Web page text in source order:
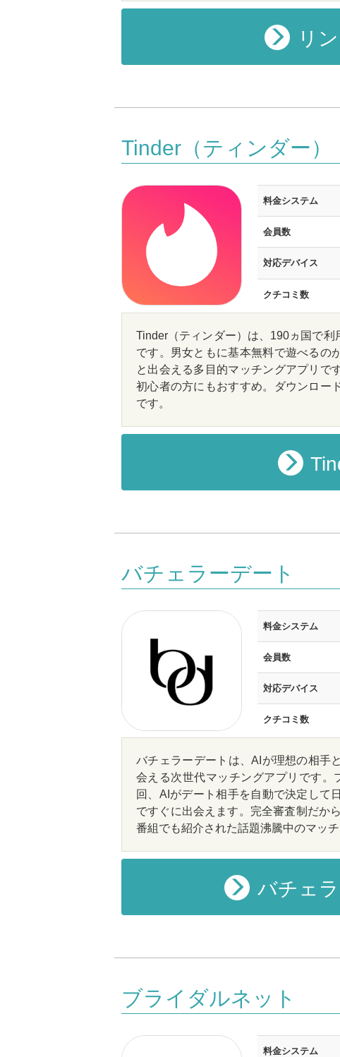
リ
Tinder（ティンダー）
料金システム
会員数
対応デバイス
クチコミ数
Tinder（ティンダー）は、190ヵ国で
です。男女ともに基本無料で遊べるの
と出会える多目的マッチングアプリで
初心者の方にもおすすめ。ダウンロー
です。
バチェラーデート
料金システム
会員数
対応デバイス
クチコミ数
バチェラーデートは、AIが理想の相手
会える次世代マッチングアプリです
回、AIがデート相手を自動で決定して
ですぐに出会えます。完全審査制だか
番組でも紹介された話題沸騰中のマッチ
バチェ
ブライダルネット
料金システム